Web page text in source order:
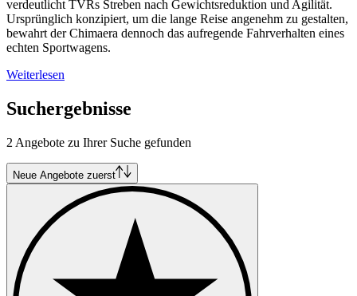
verdeutlicht TVRs Streben nach Gewichtsreduktion und Agilität.
Ursprünglich konzipiert, um die lange Reise angenehm zu gestalten,
bewahrt der Chimaera dennoch das aufregende Fahrverhalten eines
echten Sportwagens.
Weiterlesen
Suchergebnisse
2 Angebote zu Ihrer Suche gefunden
Neue Angebote zuerst